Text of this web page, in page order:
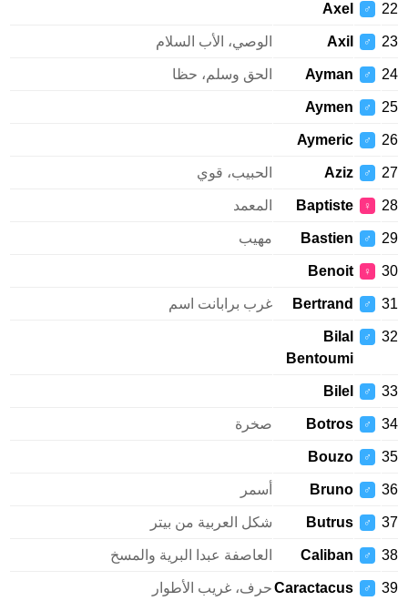
22
♂
Axel
23
♂
Axil الوصي، الأب السلام
24
♂
Ayman الحق وسلم، حظا
25
♂
Aymen
26
♂
Aymeric
27
♂
Aziz الحبيب، قوي
28
♀
Baptiste المعمد
29
♂
Bastien مهيب
30
♀
Benoit
31
♂
Bertrand غرب برابانت اسم
32
♂
Bilal
Bentoumi
33
♂
Bilel
34
♂
Botros صخرة
35
♂
Bouzo
36
♂
Bruno أسمر
37
♂
Butrus شكل العربية من بيتر
38
♂
Caliban العاصفة عبدا البرية والمسخ
39
♂
Caractacusحرف، غريب الأطوار